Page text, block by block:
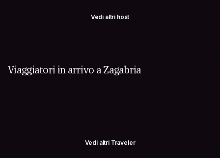
Vedi altri host
Viaggiatori in arrivo a Zagabria
Vedi altri Traveler